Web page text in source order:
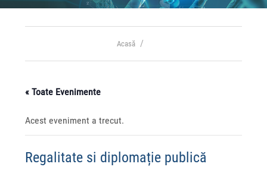
Acasă
« Toate Evenimente
Acest eveniment a trecut.
Regalitate si diplomație publică